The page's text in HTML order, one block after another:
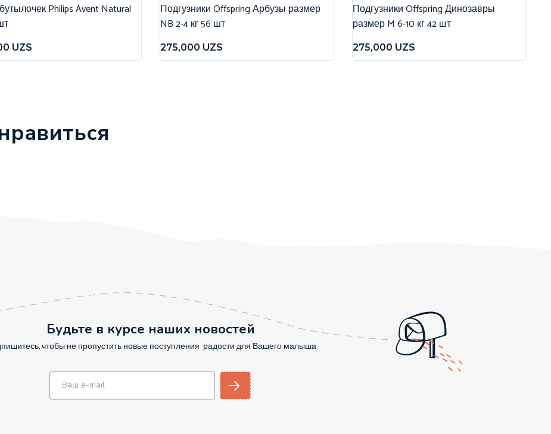
Philips Avent Natural
UZS
Подгузники Offspring Арбузы размер
NB 2-4 кг 56 шт
275,000 UZS
Подгузники Offspring Динозавры
размер M 6-10 кг 42 шт
275,000 UZS
Будьте в курсе наших новостей
чтобы не пропустить новые поступления радости для Вашего малыша